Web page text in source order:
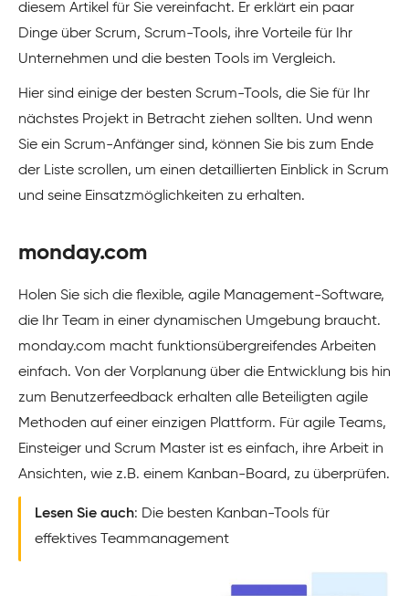
diesem Artikel für Sie vereinfacht. Er erklärt ein paar
Dinge über Scrum, Scrum-Tools, ihre Vorteile für Ihr
Unternehmen und die besten Tools im Vergleich.
Hier sind einige der besten Scrum-Tools, die Sie für Ihr
nächstes Projekt in Betracht ziehen sollten. Und wenn
Sie ein Scrum-Anfänger sind, können Sie bis zum Ende
der Liste scrollen, um einen detaillierten Einblick in Scrum
und seine Einsatzmöglichkeiten zu erhalten.
monday.com
Holen Sie sich die flexible, agile Management-Software,
die Ihr Team in einer dynamischen Umgebung braucht.
monday.com macht funktionsübergreifendes Arbeiten
einfach. Von der Vorplanung über die Entwicklung bis hin
zum Benutzerfeedback erhalten alle Beteiligten agile
Methoden auf einer einzigen Plattform. Für agile Teams,
Einsteiger und Scrum Master ist es einfach, ihre Arbeit in
Ansichten, wie z.B. einem Kanban-Board, zu überprüfen.
Lesen Sie auch: Die besten Kanban-Tools für
effektives Teammanagement